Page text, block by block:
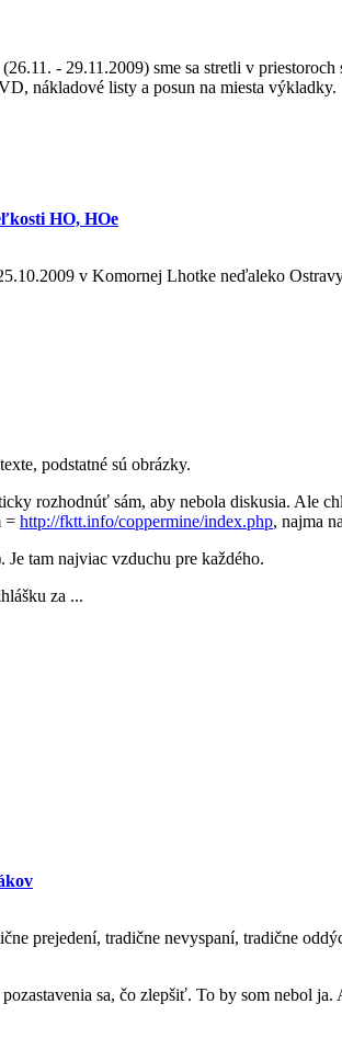
- 29.11.2009) sme sa stretli v
nákladové listy a posun na miesta výkladky.
HO, HOe
v Komornej Lhotke neďaleko
podstatné sú obrázky.
rozhodnúť sám, aby nebola diskusia. Ale
= http://fktt.info/coppermine/index.php, najma
tam najviac vzduchu pre každého.
za ...
prejedení, tradične nevyspaní, tradične
sa, čo zlepšiť. To by som nebol